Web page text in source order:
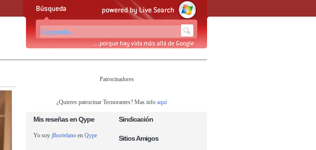
Patrocinadores
¿Quieres patrocinar Tecnorantes? Mas info aquí
Mis reseñas en Qype
Yo soy jlhortelano en Qype
Sindicación
Sitios Amigos